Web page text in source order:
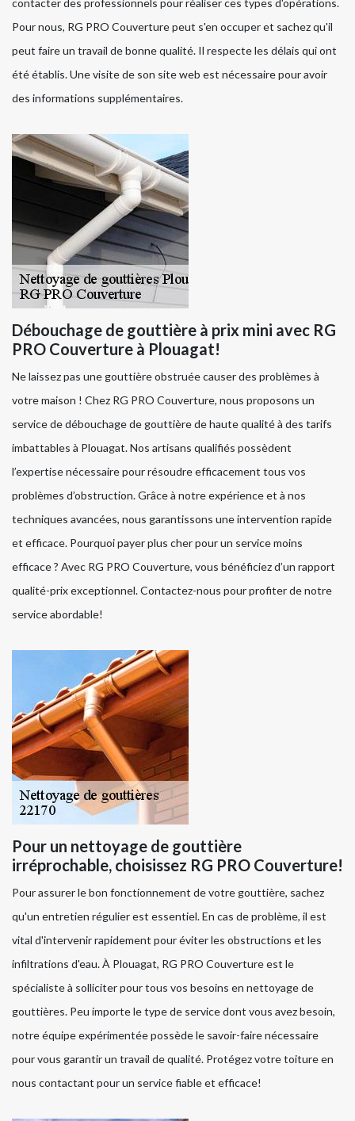
contacter des professionnels pour réaliser ces types d'opérations.
Pour nous, RG PRO Couverture peut s'en occuper et sachez qu'il
peut faire un travail de bonne qualité. Il respecte les délais qui ont
été établis. Une visite de son site web est nécessaire pour avoir
des informations supplémentaires.
Débouchage de gouttière à prix mini avec RG
PRO Couverture à Plouagat!
Ne laissez pas une gouttière obstruée causer des problèmes à
votre maison ! Chez RG PRO Couverture, nous proposons un
service de débouchage de gouttière de haute qualité à des tarifs
imbattables à Plouagat. Nos artisans qualifiés possèdent
l’expertise nécessaire pour résoudre efficacement tous vos
problèmes d’obstruction. Grâce à notre expérience et à nos
techniques avancées, nous garantissons une intervention rapide
et efficace. Pourquoi payer plus cher pour un service moins
efficace ? Avec RG PRO Couverture, vous bénéficiez d’un rapport
qualité-prix exceptionnel. Contactez-nous pour profiter de notre
service abordable!
Pour un nettoyage de gouttière
irréprochable, choisissez RG PRO Couverture!
Pour assurer le bon fonctionnement de votre gouttière, sachez
qu'un entretien régulier est essentiel. En cas de problème, il est
vital d'intervenir rapidement pour éviter les obstructions et les
infiltrations d'eau. À Plouagat, RG PRO Couverture est le
spécialiste à solliciter pour tous vos besoins en nettoyage de
gouttières. Peu importe le type de service dont vous avez besoin,
notre équipe expérimentée possède le savoir-faire nécessaire
pour vous garantir un travail de qualité. Protégez votre toiture en
nous contactant pour un service fiable et efficace!